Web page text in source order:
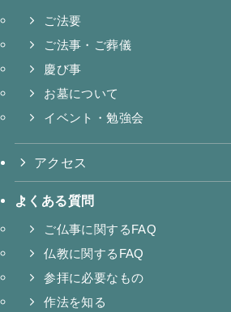
ご法要
ご法事・ご葬儀
慶び事
お墓について
イベント・勉強会
アクセス
よくある質問
ご仏事に関するFAQ
仏教に関するFAQ
参拝に必要なもの
作法を知る